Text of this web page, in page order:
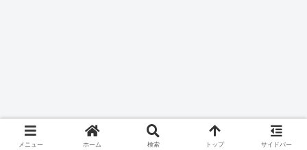
メニュー ホーム 検索 トップ サイドバー